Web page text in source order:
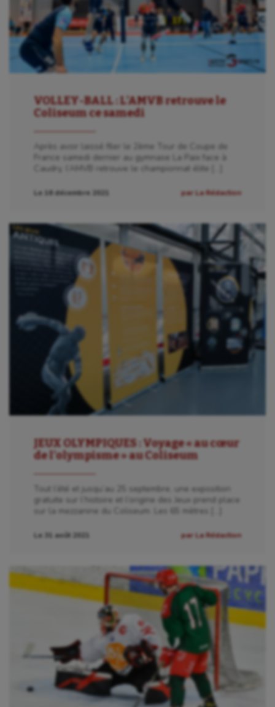
VOLLEY-BALL : L’AMVB retrouve le
Coliseum ce samedi
Après avoir laissé filer le 2ème Tour de Coupe de
France samedi dernier au gymnase La Paix face à
Caudry, l’AMVB retrouve le championnat élite […]
Le 16 décembre 2021 par La Rédaction
JEUX OLYMPIQUES : Voyage « au cœur
de l’olympisme » au Coliseum
Tout l’été et jusqu’au 25 septembre, une exposition
gratuite sur l’histoire et l’origine des Jeux prend place
sur la mezzanine du Coliseum. Les 65 mètres […]
Le 31 août 2021 par La Rédaction